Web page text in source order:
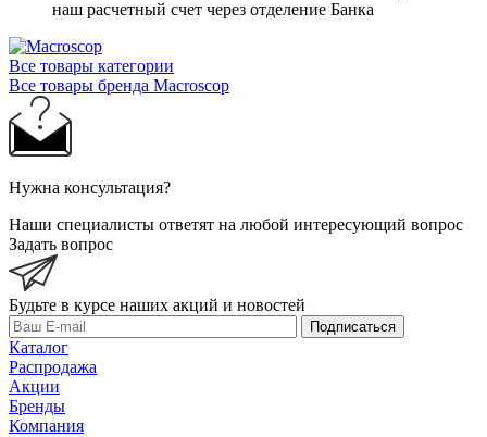
наш расчетный счет через отделение Банка
Все товары категории
Все товары бренда Macroscop
Нужна консультация?
Наши специалисты ответят на любой интересующий вопрос
Задать вопрос
Будьте в курсе наших акций и новостей
Подписаться
Каталог
Распродажа
Акции
Бренды
Компания